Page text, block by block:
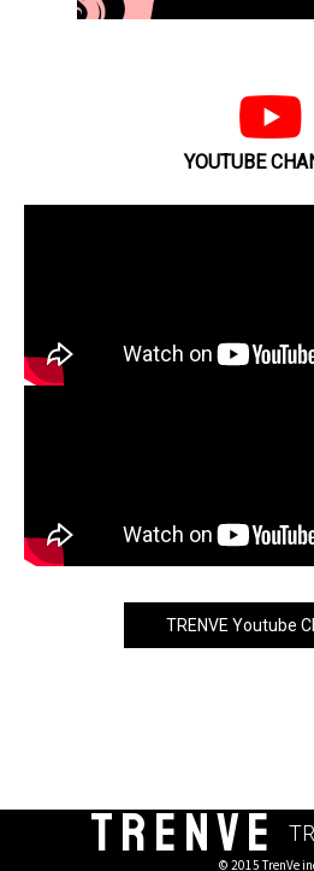
YOUTUBE
TRENVE Youtube
TRENVE
© 2015 TrenVe